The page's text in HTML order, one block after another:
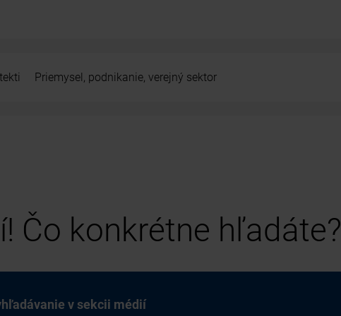
Priemysel, podnikanie, verejný sektor
Čo konkrétne hľadáte?
v sekcii médií